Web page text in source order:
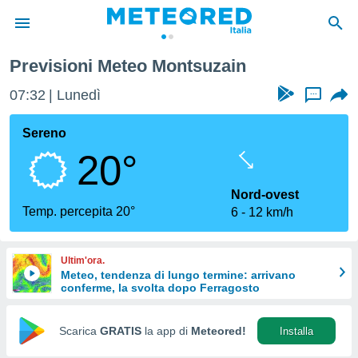
di
per
le
di
Web
Previsioni Meteo Montsuzain
07:32 Lunedì ...
Sereno
20°
Temp. percepita 20°
Nord-ovest
6
12 km/h
Ultim'ora.
Meteo, tendenza di lungo termine: arrivano
conferme, la svolta dopo Ferragosto
Scarica GRATIS la app di Meteored! Installa